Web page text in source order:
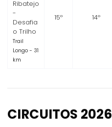
Ribatejo
-
Desafia
o Trilho
Trail
Longo - 31
km
15º 14º
CIRCUITOS 2026